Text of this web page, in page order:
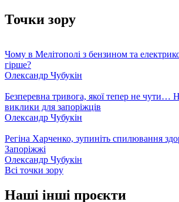
Точки зору
Чому в Мелітополі з бензином та
гірше?
Олександр Чубукін
Безперевна тривога, якої тепер не чути…
виклики для запоріжців
Олександр Чубукін
Регіна Харченко, зупиніть спилювання
Запоріжжі
Олександр Чубукін
Всі точки зору
Наші інші проєкти